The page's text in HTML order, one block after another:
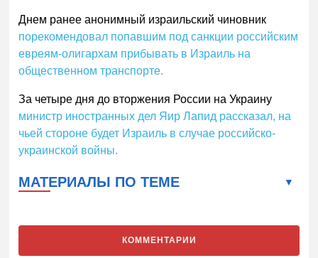
Днем ранее анонимный израильский чиновник
порекомендовал попавшим под санкции российским
евреям-олигархам прибывать в Израиль на
общественном транспорте.
За четыре дня до вторжения России на Украину
министр иностранных дел Яир Лапид рассказал, на
чьей стороне будет Израиль в случае российско-
украинской войны.
МАТЕРИАЛЫ ПО ТЕМЕ
КОММЕНТАРИИ